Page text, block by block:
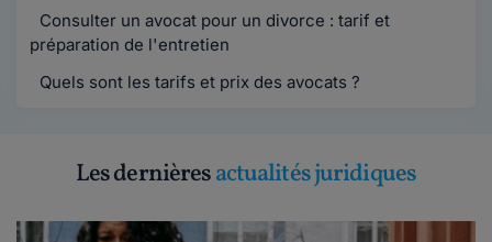
Consulter un avocat pour un divorce : tarif et
préparation de l'entretien
Quels sont les tarifs et prix des avocats ?
Les dernièresactualités juridiques